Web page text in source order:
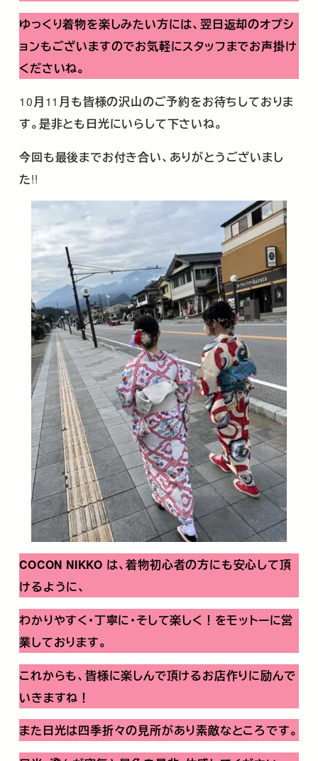
ゆっくり着物を楽しみたい方には、翌日返却のオプシ
ョンもございますのでお気軽にスタッフまでお声掛け
くださいね。
10月11 月も皆様の沢山のご予約をお待ちしておりま
す。是非とも日光にいらして下さいね。
今回も最後までお付き合い、ありがとうございまし
た!!
COCON NIKKO は、着物初心者の方にも安心して頂
けるように、
わかりやすく･丁寧に･そして楽しく！をモットーに営
業しております。
これからも、皆様に楽しんで頂けるお店作りに励んで
いきますね！
また日光は四季折々の見所があり素敵なところです。